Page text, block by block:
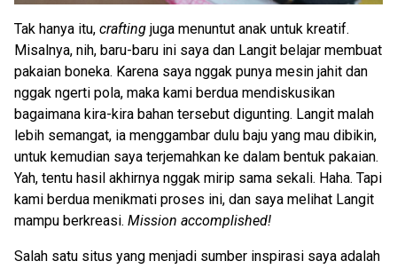
Tak hanya itu, crafting juga menuntut anak untuk kreatif.
Misalnya, nih, baru-baru ini saya dan Langit belajar membuat
pakaian boneka. Karena saya nggak punya mesin jahit dan
nggak ngerti pola, maka kami berdua mendiskusikan
bagaimana kira-kira bahan tersebut digunting. Langit malah
lebih semangat, ia menggambar dulu baju yang mau dibikin,
untuk kemudian saya terjemahkan ke dalam bentuk pakaian.
Yah, tentu hasil akhirnya nggak mirip sama sekali. Haha. Tapi
kami berdua menikmati proses ini, dan saya melihat Langit
mampu berkreasi. Mission accomplished!
Salah satu situs yang menjadi sumber inspirasi saya adalah